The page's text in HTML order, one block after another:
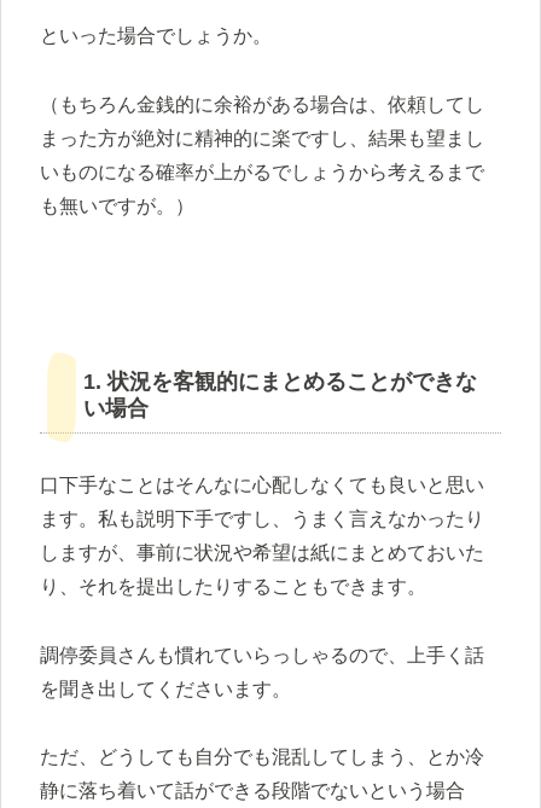
といった場合でしょうか。
（もちろん金銭的に余裕がある場合は、依頼してし
まった方が絶対に精神的に楽ですし、結果も望まし
いものになる確率が上がるでしょうから考えるまで
も無いですが。）
1. 状況を客観的にまとめることができな
い場合
口下手なことはそんなに心配しなくても良いと思い
ます。私も説明下手ですし、うまく言えなかったり
しますが、事前に状況や希望は紙にまとめておいた
り、それを提出したりすることもできます。
調停委員さんも慣れていらっしゃるので、上手く話
を聞き出してくださいます。
ただ、どうしても自分でも混乱してしまう、とか冷
静に落ち着いて話ができる段階でないという場合